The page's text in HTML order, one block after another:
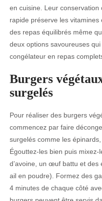
en cuisine. Leur
rapide préserve les
des repas équilibrés même
deux options savoureuses
congélateur en repas
Burgers
surgelés
Pour réaliser des burgers
commencez par faire
surgelés comme les
Égouttez-les bien puis
d’avoine, un œuf battu et des
ail en poudre). Formez des
4 minutes de chaque côté